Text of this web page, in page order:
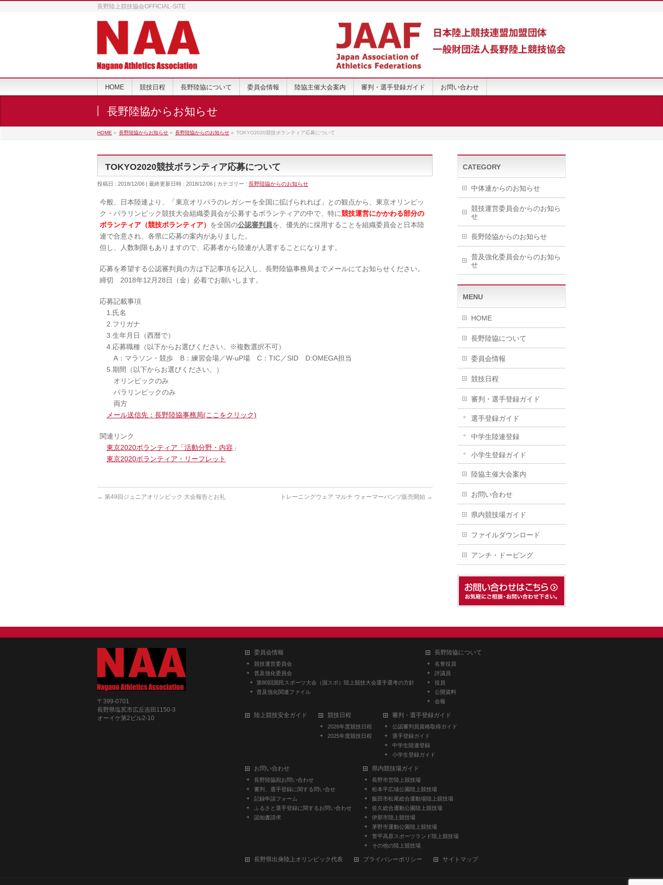
長野陸上競技協会OFFICIAL-SITE
HOME 競技日程 長野陸協について 委員会情報 陸協主催大会案内 審判・選手登録ガイド お問い合わせ
長野陸協からお知らせ
HOME » 長野陸協からお知らせ » 長野陸協からのお知らせ » TOKYO2020競技ボランティア応募について
TOKYO2020競技ボランティア応募について
投稿日 : 2018/12/06 最終更新日時 : 2018/12/06 カテゴリー : 長野陸協からのお知らせ
今般、日本陸連より、「東京オリパラのレガシーを全国に拡げられれば」との観点から、東京オリンピッ
ク・パラリンピック競技大会組織委員会が公募するボランティアの中で、特に競技運営にかかわる部分の
ボランティア（競技ボランティア） を全国の公認審判員を、優先的に採用することを組織委員会と日本陸
連で合意され、各県に応募の案内がありました。
但し、人数制限もありますので、応募者から陸連が人選することになります。
応募を希望する公認審判員の方は下記事項を記入し、長野陸協事務局までメールにてお知らせください。
締切 2018年12月28日（金）必着でお願いします。
応募記載事項
1.氏名
2.フリガナ
3.生年月日（西暦で）
4.応募職種（以下からお選びください。※複数選択不可）
A：マラソン・競歩 B：練習会場／W-uP場 C：TIC／SID D:OMEGA担当
5.期間（以下からお選びください。）
オリンピックのみ
パラリンピックのみ
両方
メール送信先：長野陸協事務局(ここをクリック)
関連リンク
東京2020ボランティア「活動分野・内容 」
東京2020ボランティア・リーフレット
← 第49回ジュニアオリンピック 大会報告とお礼 トレーニングウェア マルチ ウォーマーパンツ販売開始 →
CATEGORY
中体連からのお知らせ
競技運営委員会からのお知ら
せ
長野陸協からのお知らせ
普及強化委員会からのお知ら
せ
MENU
HOME
長野陸協について
委員会情報
競技日程
審判・選手登録ガイド
選手登録ガイド
中学生陸連登録
小学生登録ガイド
陸協主催大会案内
お問い合わせ
県内競技場ガイド
ファイルダウンロード
アンチ・ドーピング
〒399-0701
長野県塩尻市広丘吉田1150-3
オーイケ第2ビル2-10
委員会情報
競技運営委員会
普及強化委員会
第80回国民スポーツ大会（国スポ）陸上競技大会選手選考の方針
普及強化関連ファイル
長野陸協について
名誉役員
評議員
役員
公開資料
会報
陸上競技安全ガイド 競技日程
2026年度競技日程
2025年度競技日程
審判・選手登録ガイド
公認審判員資格取得ガイド
選手登録ガイド
中学生陸連登録
小学生登録ガイド
お問い合わせ
長野陸協宛お問い合わせ
審判、選手登録に関する問い合せ
記録申請フォーム
ふるさと選手登録に関するお問い合わせ
認知書請求
県内競技場ガイド
長野市営陸上競技場
松本平広域公園陸上競技場
飯田市松尾総合運動場陸上競技場
佐久総合運動公園陸上競技場
伊那市陸上競技場
茅野市運動公園陸上競技場
菅平高原スポーツランド陸上競技場
その他の陸上競技場
長野県出身陸上オリンピック代表 プライバシーポリシー サイトマップ